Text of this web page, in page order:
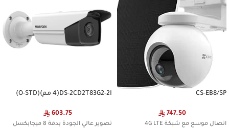
CS-EB8/SP
747.50
اتصال موسع مع شبكة 4G LTE
DS-2CD2T83G2-2I(4 مم)(O-STD)
603.75
تصوير عالي الجودة بدقة 8 ميجابكسل